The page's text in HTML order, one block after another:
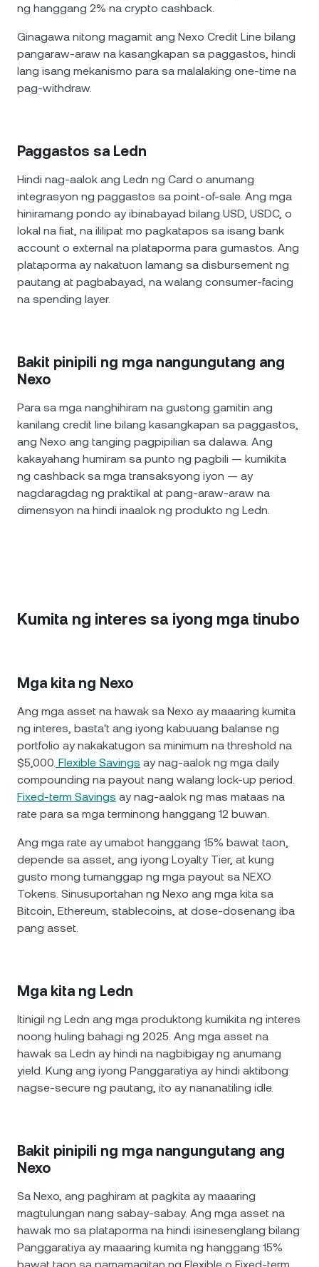
ng hanggang 2% na crypto cashback.
Ginagawa nitong magamit ang Nexo Credit Line bilang
pangaraw-araw na kasangkapan sa paggastos, hindi
lang isang mekanismo para sa malalaking one-time na
pag-withdraw.
Paggastos sa Ledn
Hindi nag-aalok ang Ledn ng Card o anumang
integrasyon ng paggastos sa point-of-sale. Ang mga
hiniramang pondo ay ibinabayad bilang USD, USDC, o
lokal na fiat, na ililipat mo pagkatapos sa isang bank
account o external na plataporma para gumastos. Ang
plataporma ay nakatuon lamang sa disbursement ng
pautang at pagbabayad, na walang consumer-facing
na spending layer.
Bakit pinipili ng mga nangungutang ang
Nexo
Para sa mga nanghihiram na gustong gamitin ang
kanilang credit line bilang kasangkapan sa paggastos,
ang Nexo ang tanging pagpipilian sa dalawa. Ang
kakayahang humiram sa punto ng pagbili — kumikita
ng cashback sa mga transaksyong iyon — ay
nagdaragdag ng praktikal at pang-araw-araw na
dimensyon na hindi inaalok ng produkto ng Ledn.
Kumita ng interes sa iyong mga tinubo
Mga kita ng Nexo
Ang mga asset na hawak sa Nexo ay maaaring kumita
ng interes, basta't ang iyong kabuuang balanse ng
portfolio ay nakakatugon sa minimum na threshold na
$5,000. Flexible Savings ay nag-aalok ng mga daily
compounding na payout nang walang lock-up period.
Fixed-term Savings ay nag-aalok ng mas mataas na
rate para sa mga terminong hanggang 12 buwan.
Ang mga rate ay umabot hanggang 15% bawat taon,
depende sa asset, ang iyong Loyalty Tier, at kung
gusto mong tumanggap ng mga payout sa NEXO
Tokens. Sinusuportahan ng Nexo ang mga kita sa
Bitcoin, Ethereum, stablecoins, at dose-dosenang iba
pang asset.
Mga kita ng Ledn
Itinigil ng Ledn ang mga produktong kumikita ng interes
noong huling bahagi ng 2025. Ang mga asset na
hawak sa Ledn ay hindi na nagbibigay ng anumang
yield. Kung ang iyong Panggaratiya ay hindi aktibong
nagse-secure ng pautang, ito ay nananatiling idle.
Bakit pinipili ng mga nangungutang ang
Nexo
Sa Nexo, ang paghiram at pagkita ay maaaring
magtulungan nang sabay-sabay. Ang mga asset na
hawak mo sa plataporma na hindi isinesenglang bilang
Panggaratiya ay maaaring kumita ng hanggang 15%